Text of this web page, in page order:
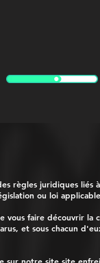
règles juridiques
ou loi
faire découvrir la
et sous chacun